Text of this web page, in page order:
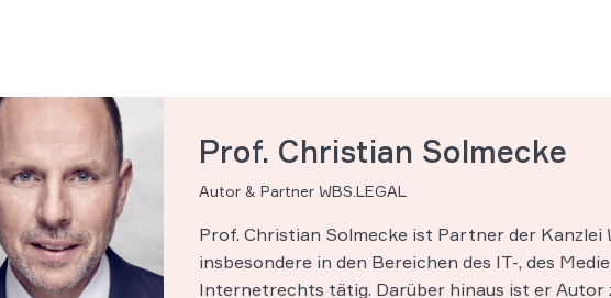
Prof. Christian Solmecke
Autor & Partner WBS.LEGAL
Prof. Christian Solmecke ist Partner der Kanzlei
insbesondere in den Bereichen des IT-, des
Internetrechts tätig. Darüber hinaus ist er